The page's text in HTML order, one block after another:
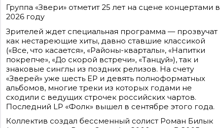
Группа «Звери» отметит 25 лет на сцене концертами в
2026 году
Зрителей ждет специальная программа — прозвучат
как нестареющие хиты, давно ставшие классикой
(«Все, что касается», «Районы-кварталы», «Напитки
покрепче», «До скорой встречи», «Танцуй»), так и
знаковые синглы из поздних релизов. На счету
«Зверей» уже шесть EP и девять полноформатных
альбомов, многие треки из которых годами не
сходили с ведущих строчек российских чартов.
Последний LP «Фолк» вышел в сентябре этого года.
Коллектив создал бессменный солист Роман Билык
3906148636, КПП 390601001
Контакты редакции: +7(4012) 310-124, news@klops.ru. Реклама: +7 (931) 107 50 00,
reklama@klops.ru. Афиша: +7(967) 351 20 51, reklama@klops.ru
оф. 2
Сетевое издание "Klops.ru", регистрационный номер и дата принятия
решения о регистрации: ЭЛ № ФС 77 - 78739 от 20 июля 2020 года,
зарегистрировано Федеральной службой по надзору в сфере связи,
информационных технологий и массовых коммуникаций (Роскомнадзор).
Учредитель: ООО "Русская медиагруппа "Западная Пресса". Главный
Фомченкова Кристина Владимировна
Материалы сайта, подписанные «CC 4.0» доступны по
лицензии Creative Commons «Attribution-ShareAlike»
(«Атрибуция — На тех же условиях») 4.0 Всемирная
Для использования остальных материалов необходимо
письменное согласие правообладателя
Политика в отношении обработки персональных